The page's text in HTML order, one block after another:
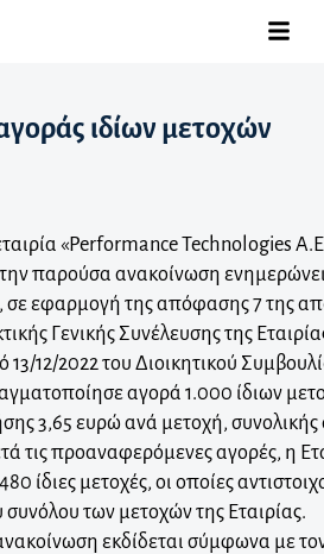
ιδίων μετοχών
«Performance Technologies
παρούσα ανακοίνωση ενημερώνει
σε εφαρμογή της απόφασης 7 της
Γενικής Συνέλευσης της
13/12/2022 του Διοικητικού
αγορά 1.000 ίδιων
3,65 ευρώ ανά μετοχή, συνολικής
τις προαναφερόμενες αγορές, η
ίδιες μετοχές, οι οποίες
συνόλου των μετοχών της Εταιρίας.
εκδίδεται σύμφωνα με